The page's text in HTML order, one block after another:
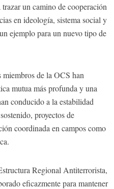
un camino de cooperación
en ideología, sistema social y
ejemplo para un nuevo tipo de
de la OCS han
mutua más profunda y una
conducido a la estabilidad
proyectos de
coordinada en campos como
Regional Antiterrorista,
eficazmente para mantener